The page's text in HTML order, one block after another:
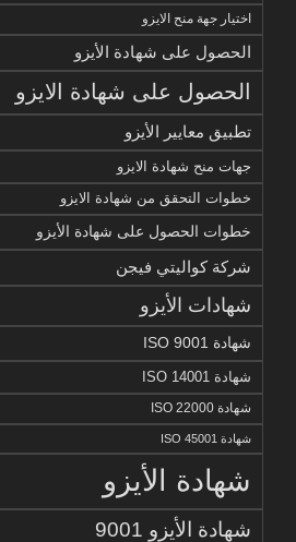
اختيار جهة منح الايزو
الحصول على شهادة الأيزو
الحصول على شهادة الايزو
تطبيق معايير الأيزو
جهات منح شهادة الايزو
خطوات التحقق من شهادة الايزو
خطوات الحصول على شهادة الأيزو
شركة كواليتي فيجن
شهادات الأيزو
شهادة ISO 9001
شهادة ISO 14001
شهادة ISO 22000
شهادة ISO 45001
شهادة الأيزو
شهادة الأيزو 9001